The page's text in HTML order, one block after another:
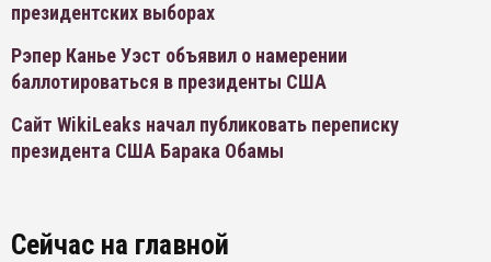
президентских выборах
Рэпер Канье Уэст объявил о намерении
баллотироваться в президенты США
Сайт WikiLeaks начал публиковать переписку
президента США Барака Обамы
Сейчас на главной